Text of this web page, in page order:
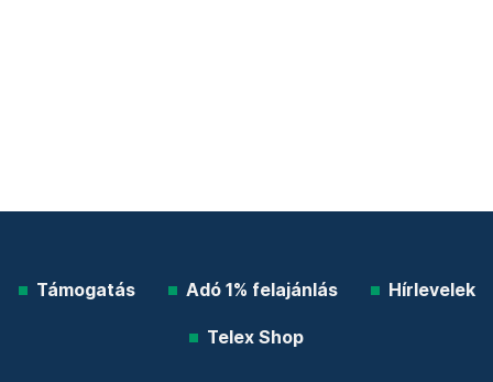
Támogatás Adó 1% felajánlás Hírlevelek
Telex Shop